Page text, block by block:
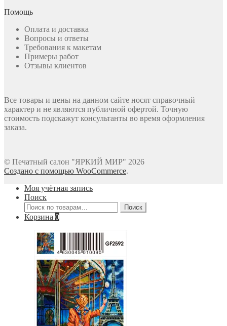
Помощь
Оплата и доставка
Вопросы и ответы
Требования к макетам
Примеры работ
Отзывы клиентов
Все товары и цены на данном сайте носят справочный
характер и не являются публичной офертой. Точную
стоимость подскажут консультанты во время оформления
заказа.
© Печатный салон "ЯРКИЙ МИР" 2026
Создано с помощью WooCommerce.
Моя учётная запись
Поиск
Искать:
Поиск
Корзина 0